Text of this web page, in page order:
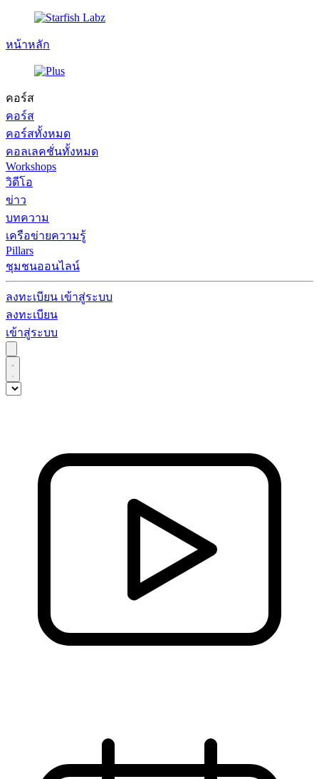
หน้าหลัก
คอร์ส
คอร์ส
คอร์สทั้งหมด
คอลเลคชั่นทั้งหมด
Workshops
วิดีโอ
ข่าว
บทความ
เครือข่ายความรู้
Pillars
ชุมชนออนไลน์
ลงทะเบียน เข้าสู่ระบบ
ลงทะเบียน
เข้าสู่ระบบ